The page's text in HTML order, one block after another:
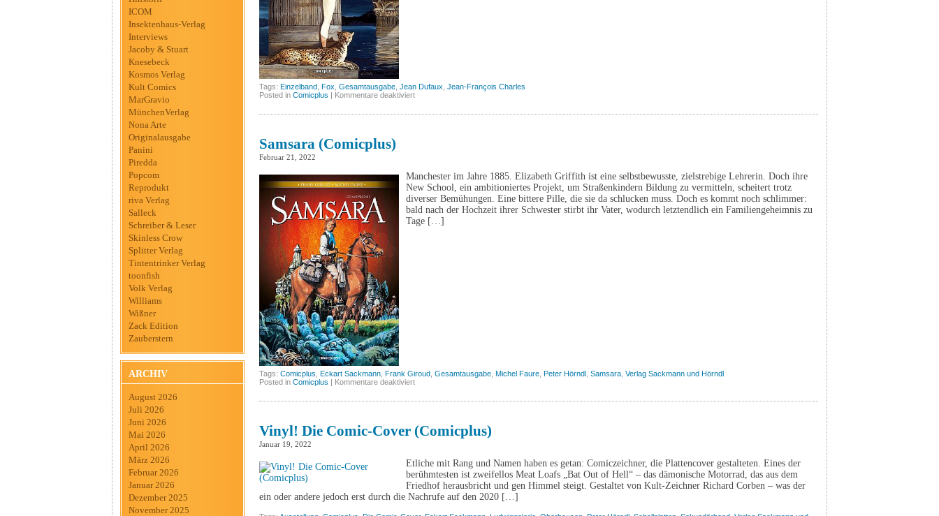
ICOM
Insektenhaus-Verlag
Interviews
Jacoby & Stuart
Knesebeck
Kosmos Verlag
Kult Comics
MarGravio
MünchenVerlag
Nona Arte
Originalausgabe
Panini
Piredda
Popcom
Reprodukt
riva Verlag
Salleck
Schreiber & Leser
Skinless Crow
Splitter Verlag
Tintentrinker Verlag
toonfish
Volk Verlag
Williams
Wißner
Zack Edition
Zauberstern
ARCHIV
August 2026
Juli 2026
Juni 2026
Mai 2026
April 2026
März 2026
Februar 2026
Januar 2026
Dezember 2025
November 2025
Tags: Einzelband Fox Gesamtausgabe Jean Dufaux Jean-François Charles
Posted in Comicplus | Kommentare deaktiviertfür
Samsara (Comicplus)
Februar 21, 2022
Manchester im Jahre 1885. Elizabeth Griffith ist eine selbstbewusste, zielstrebige Lehrerin. Doch ihre
New School, ein ambitioniertes Projekt, um Straßenkindern Bildung zu vermitteln, scheitert trotz
diverser Bemühungen. Eine bittere Pille, die sie da schlucken muss. Doch es kommt noch schlimmer:
bald nach der Hochzeit ihrer Schwester stirbt ihr Vater, wodurch letztendlich ein Familiengeheimnis zu
Tage […]
Tags: Comicplus Eckart Sackmann Frank Giroud Gesamtausgabe Michel Faure Peter Hörndl Samsara Verlag Sackmann und Hörndl
Posted in Comicplus | Kommentare deaktiviertfür
Vinyl! Die Comic-Cover (Comicplus)
Januar 19, 2022
Etliche mit Rang und Namen haben es getan: Comiczeichner, die Plattencover gestalteten. Eines der
berühmtesten ist zweifellos Meat Loafs „Bat Out of Hell“ – das dämonische Motorrad, das aus dem
Friedhof herausbricht und gen Himmel steigt. Gestaltet von Kult-Zeichner Richard Corben – was der
ein oder andere jedoch erst durch die Nachrufe auf den 2020 […]